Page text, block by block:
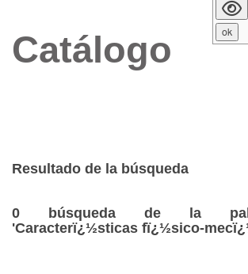
Catálogo
Resultado de la búsqueda
0 búsqueda de la
'Caracterï¿½sticas fï¿½sico-